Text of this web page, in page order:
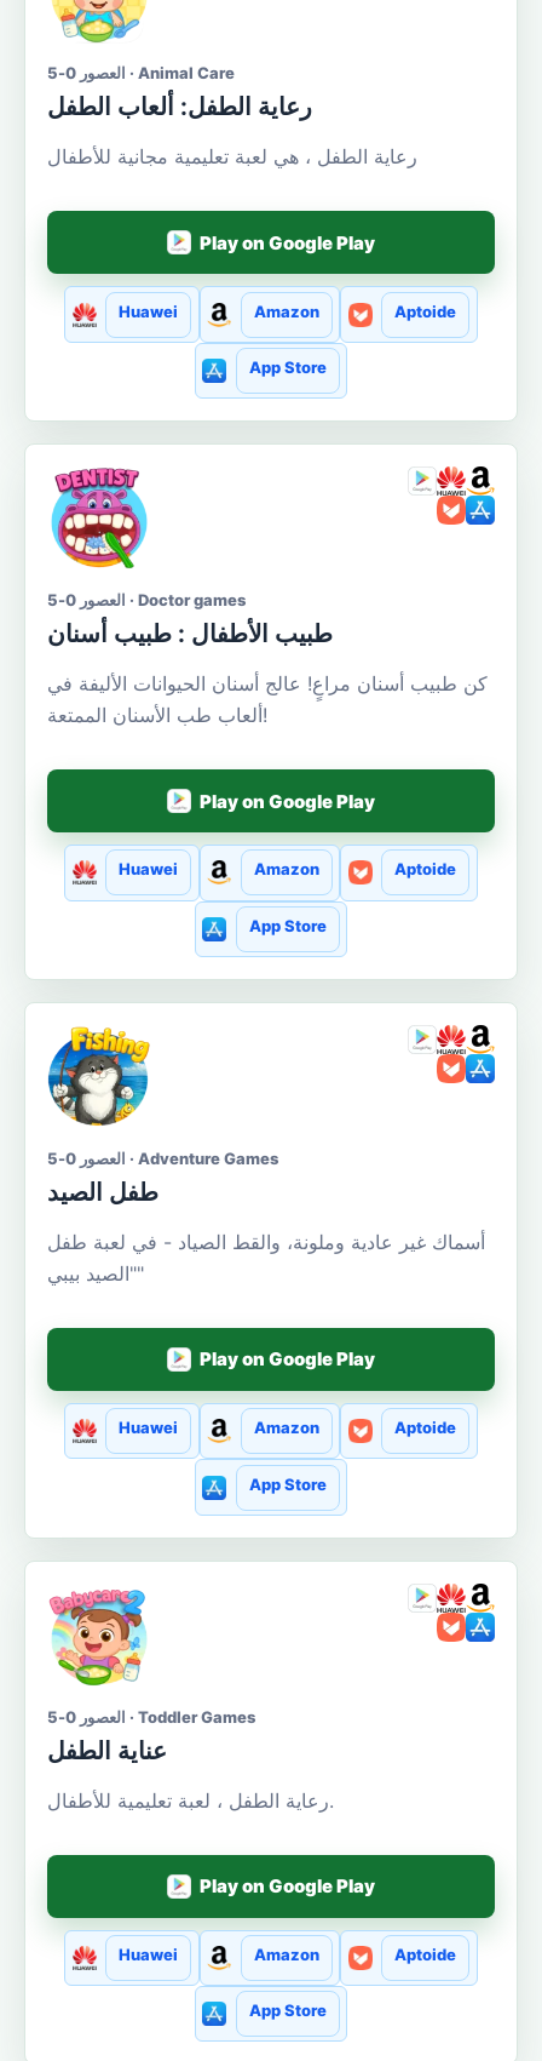
العصور 0-5 · Animal Care
رعاية الطفل: ألعاب الطفل
رعاية الطفل ، هي لعبة تعليمية مجانية للأطفال
Play on Google Play
Huawei Amazon Aptoide
App Store
العصور 0-5 · Doctor games
طبيب الأطفال : طبيب أسنان
كن طبيب أسنان مراعٍ! عالج أسنان الحيوانات الأليفة في
ألعاب طب الأسنان الممتعة!
Play on Google Play
Huawei Amazon Aptoide
App Store
العصور 0-5 · Adventure Games
طفل الصيد
أسماك غير عادية وملونة، والقط الصياد - في لعبة طفل
"الصيد بيبي"
Play on Google Play
Huawei Amazon Aptoide
App Store
العصور 0-5 · Toddler Games
عناية الطفل
رعاية الطفل ، لعبة تعليمية للأطفال.
Play on Google Play
Huawei Amazon Aptoide
App Store